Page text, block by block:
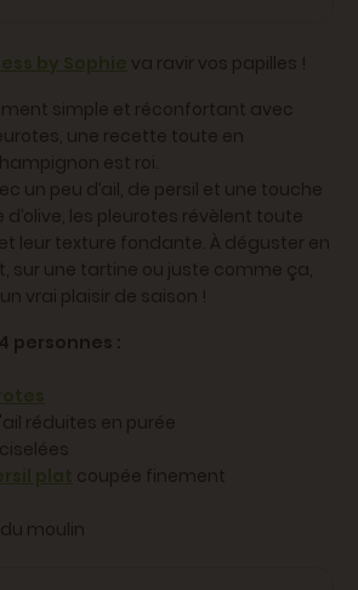
by Sophie va ravir vos papilles !
simple et réconfortant avec
une recette toute en
est roi.
un peu d’ail, de persil et une touche
d’olive, les pleurotes révèlent toute
leur texture fondante. À déguster en
sur une tartine ou juste comme ça,
vrai plaisir de saison !
personnes :
réduites en purée
plat coupée finement
moulin